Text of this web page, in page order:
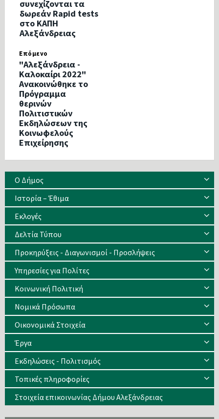
συνεχίζονται τα
δωρεάν Rapid tests
στο ΚΑΠΗ
Αλεξάνδρειας
Επόμενο
"Αλεξάνδρεια -
Καλοκαίρι 2022"
Ανακοινώθηκε το
Πρόγραμμα
θερινών
Πολιτιστικών
Εκδηλώσεων της
Κοινωφελούς
Επιχείρησης
Ο Δήμος
Ιστορία – Έθιμα
Eκλογές
Δελτία Τύπου
Προκηρύξεις - Διαγωνισμοί - Προσλήψεις
Υπηρεσίες για Πολίτες
Κοινωνική Πολιτική
Νομικά Πρόσωπα
Οικονομικά Στοιχεία
Έργα
Εκδηλώσεις - Πολιτισμός
Τοπικές πληροφορίες
Στοιχεία επικοινωνίας Δήμου Αλεξάνδρειας